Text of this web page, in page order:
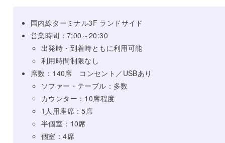
国内線ターミナル3F ランドサイド
営業時間：7:00～20:30
出発時・到着時ともに利用可能
利用時間制限なし
席数：140席 コンセント／USBあり
ソファー・テーブル：多数
カウンター：10席程度
1人用座席：5席
半個室：10席
個室：4席